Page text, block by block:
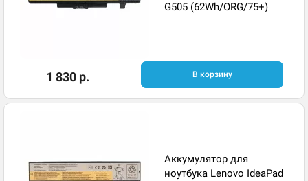
G505 (62Wh/ORG/75+)
1 830 р. В корзину
Аккумулятор для
ноутбука Lenovo IdeaPad